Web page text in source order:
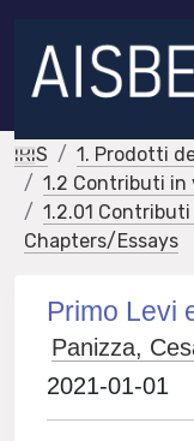
IRIS
1. Prodotti
1.2 Contributi in
1.2.01
Chapters/Essays
Primo Levi
Panizza,
2021-01-01